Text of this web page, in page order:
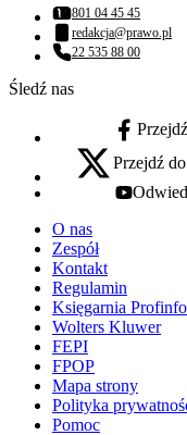
Numer telefonu:
801 04 45 45
Adres email:
redakcja@prawo.pl
Numer telefonu:
22 535 88 00
Śledź nas
facebook -
x - otwiera się w
Przejdź
youtube -
O nas
Zespół
Kontakt
Regulamin
Księgarnia
Wolters Kluwer
FEPI
FPOP
Mapa strony
Polityka
Pomoc